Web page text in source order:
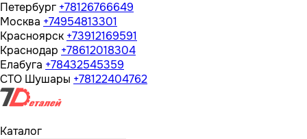
Петербург +78126766649
Москва +74954813301
Красноярск +73912169591
Краснодар +78612018304
Елабуга +78432545359
СТО Шушары +78122404762
Каталог